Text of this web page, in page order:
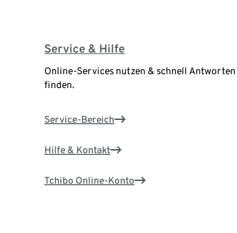
Service & Hilfe
Online-Services nutzen & schnell Antworten
finden.
Service-Bereich
Hilfe & Kontakt
Tchibo Online-Konto